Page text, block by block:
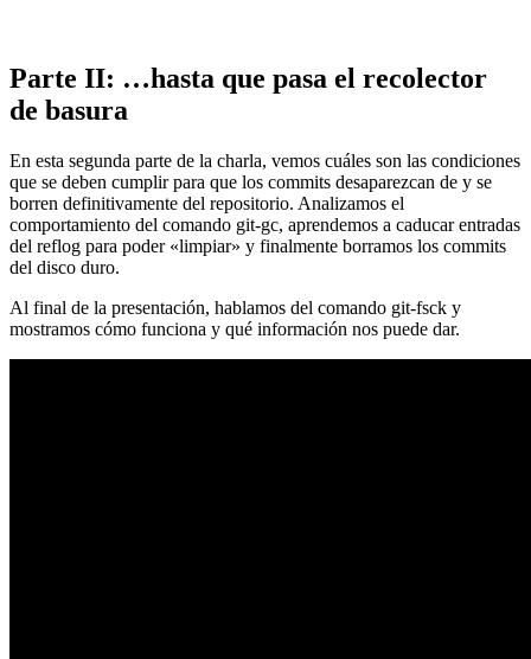
Parte II: …hasta que pasa el recolector
de basura
En esta segunda parte de la charla, vemos cuáles son las condiciones
que se deben cumplir para que los commits desaparezcan de y se
borren definitivamente del repositorio. Analizamos el
comportamiento del comando git-gc, aprendemos a caducar entradas
del reflog para poder «limpiar» y finalmente borramos los commits
del disco duro.
Al final de la presentación, hablamos del comando git-fsck y
mostramos cómo funciona y qué información nos puede dar.